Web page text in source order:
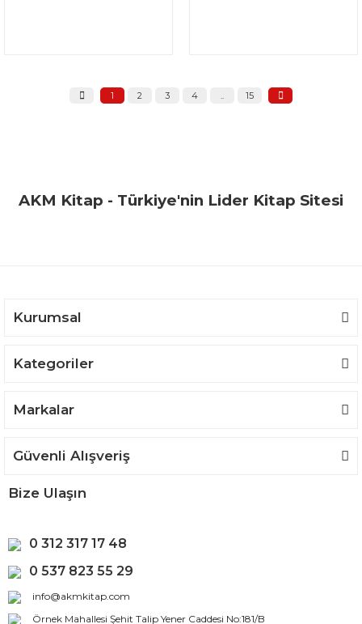
1 2 3 4 .. 15
AKM Kitap - Türkiye'nin Lider Kitap Sitesi
Kurumsal
Kategoriler
Markalar
Güvenli Alışveriş
Bize Ulaşın
0 312 317 17 48
0 537 823 55 29
info@akmkitap.com
Örnek Mahallesi Şehit Talip Yener Caddesi No:181/B